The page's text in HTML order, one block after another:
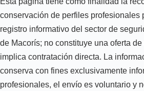
conservación de perfiles profesionales
registro informativo del sector de
de Macorís; no constituye una oferta
implica contratación directa. La
conserva con fines exclusivamente
profesionales, el envío es voluntario y